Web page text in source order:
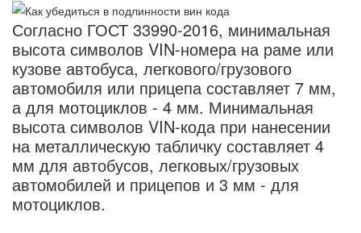
Согласно ГОСТ 33990-2016, минимальная
высота символов VIN-номера на раме или
кузове автобуса, легкового/грузового
автомобиля или прицепа составляет 7 мм,
а для мотоциклов - 4 мм. Минимальная
высота символов VIN-кода при нанесении
на металлическую табличку составляет 4
мм для автобусов, легковых/грузовых
автомобилей и прицепов и 3 мм - для
мотоциклов.